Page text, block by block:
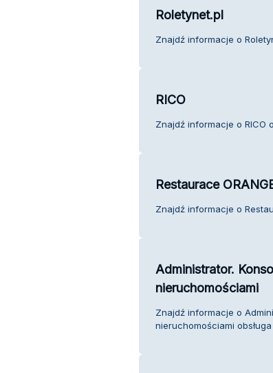
Roletynet.pl
Znajdź informacje o
RICO
Znajdź informacje o RICO
Restaurace
Znajdź informacje o
Administrator.
nieruchomościami
Znajdź informacje o
nieruchomościami